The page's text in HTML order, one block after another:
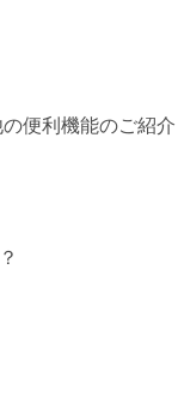
便利機能のご紹介